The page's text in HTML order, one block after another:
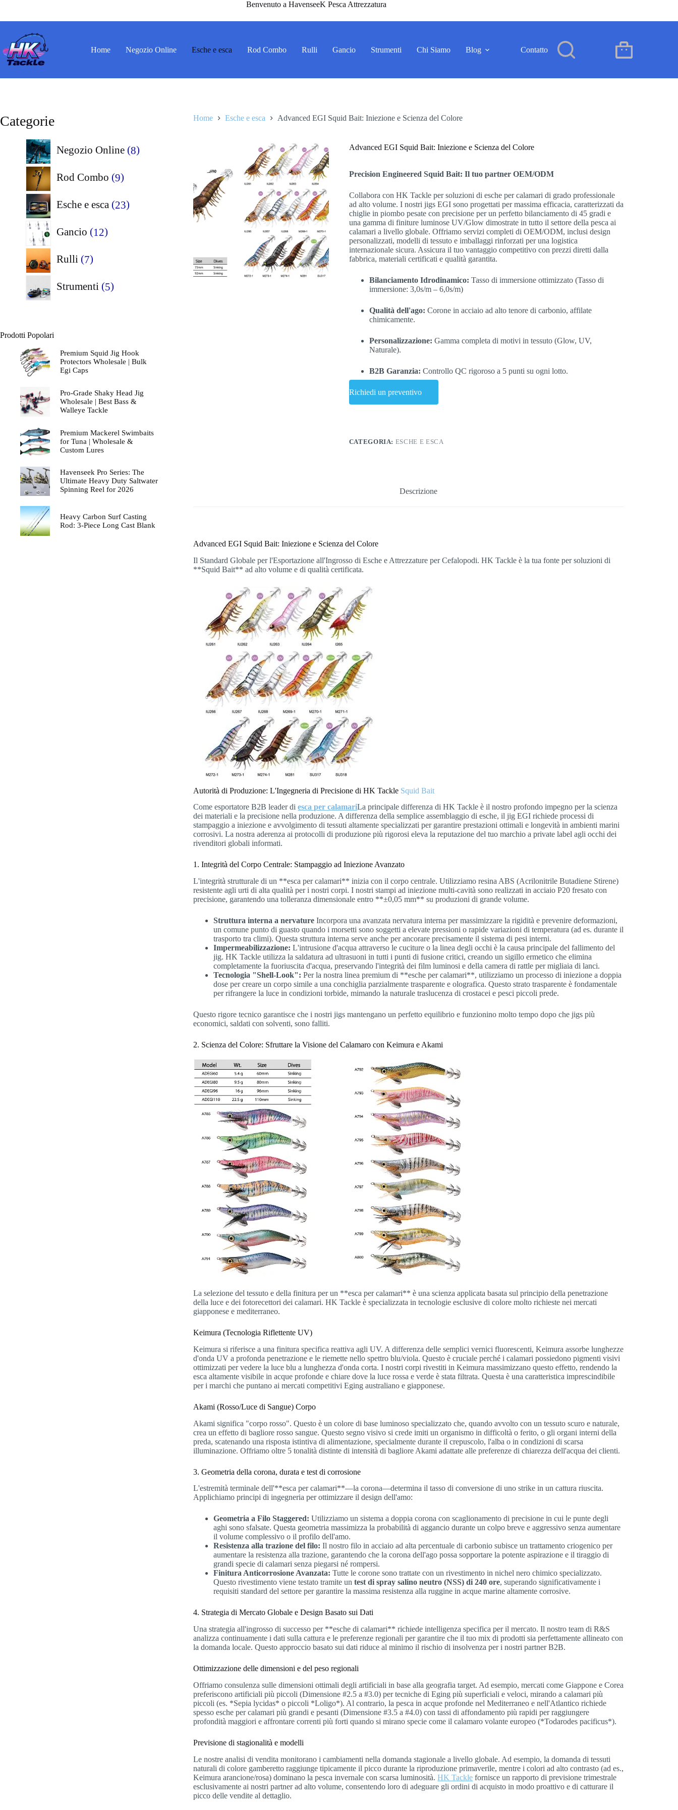
contenuto
Benvenuto a HavenseeK Pesca Attrezzatura
Home Negozio Online Esche e esca Rod Combo Rulli Gancio Strumenti Chi Siamo Blog Contatto Carrello
Home Esche e esca Advanced EGI Squid Bait: Iniezione e Scienza del Colore
Advanced EGI Squid Bait: Iniezione e Scienza del Colore
Precision Engineered Squid Bait: Il tuo partner OEM/ODM
Collabora con HK Tackle per soluzioni di esche per calamari di grado professionale
ad alto volume. I nostri jigs EGI sono progettati per massima efficacia, caratterizzati da
chiglie in piombo pesate con precisione per un perfetto bilanciamento di 45 gradi e
una gamma di finiture luminose UV/Glow dimostrate in tutto il settore della pesca ai
calamari a livello globale. Offriamo servizi completi di OEM/ODM, inclusi design
personalizzati, modelli di tessuto e imballaggi rinforzati per una logistica
internazionale sicura. Assicura il tuo vantaggio competitivo con prezzi diretti dalla
fabbrica, materiali certificati e qualità garantita.
Bilanciamento Idrodinamico: Tasso di immersione ottimizzato (Tasso di
immersione: 3,0s/m – 6,0s/m)
Qualità dell'ago: Corone in acciaio ad alto tenore di carbonio, affilate
chimicamente.
Personalizzazione: Gamma completa di motivi in tessuto (Glow, UV,
Naturale).
B2B Garanzia: Controllo QC rigoroso a 5 punti su ogni lotto.
Richiedi un preventivo
CATEGORIA: ESCHE E ESCA
Descrizione
Advanced EGI Squid Bait: Iniezione e Scienza del Colore
Il Standard Globale per l'Esportazione all'Ingrosso di Esche e Attrezzature per Cefalopodi. HK Tackle è la tua fonte per soluzioni di
**Squid Bait** ad alto volume e di qualità certificata.
Autorità di Produzione: L'Ingegneria di Precisione di HK Tackle Squid Bait
Come esportatore B2B leader diesca per calamariLa principale differenza di HK Tackle è il nostro profondo impegno per la scienza
dei materiali e la precisione nella produzione. A differenza della semplice assemblaggio di esche, il jig EGI richiede processi di
stampaggio a iniezione e avvolgimento di tessuti altamente specializzati per garantire prestazioni ottimali e longevità in ambienti marini
corrosivi. La nostra aderenza ai protocolli di produzione più rigorosi eleva la reputazione del tuo marchio a private label agli occhi dei
rivenditori globali informati.
1. Integrità del Corpo Centrale: Stampaggio ad Iniezione Avanzato
L'integrità strutturale di un **esca per calamari** inizia con il corpo centrale. Utilizziamo resina ABS (Acrilonitrile Butadiene Stirene)
resistente agli urti di alta qualità per i nostri corpi. I nostri stampi ad iniezione multi-cavità sono realizzati in acciaio P20 fresato con
precisione, garantendo una tolleranza dimensionale entro **±0,05 mm** su produzioni di grande volume.
Struttura interna a nervature Incorpora una avanzata nervatura interna per massimizzare la rigidità e prevenire deformazioni,
un comune punto di guasto quando i morsetti sono soggetti a elevate pressioni o rapide variazioni di temperatura (ad es. durante il
trasporto tra climi). Questa struttura interna serve anche per ancorare precisamente il sistema di pesi interni.
Impermeabilizzazione: L'intrusione d'acqua attraverso le cuciture o la linea degli occhi è la causa principale del fallimento del
jig. HK Tackle utilizza la saldatura ad ultrasuoni in tutti i punti di fusione critici, creando un sigillo ermetico che elimina
completamente la fuoriuscita d'acqua, preservando l'integrità dei film luminosi e della camera di rattle per migliaia di lanci.
Tecnologia "Shell-Look": Per la nostra linea premium di **esche per calamari**, utilizziamo un processo di iniezione a doppia
dose per creare un corpo simile a una conchiglia parzialmente trasparente e olografica. Questo strato trasparente è fondamentale
per rifrangere la luce in condizioni torbide, mimando la naturale traslucenza di crostacei e pesci piccoli prede.
Questo rigore tecnico garantisce che i nostri jigs mantengano un perfetto equilibrio e funzionino molto tempo dopo che jigs più
economici, saldati con solventi, sono falliti.
2. Scienza del Colore: Sfruttare la Visione del Calamaro con Keimura e Akami
La selezione del tessuto e della finitura per un **esca per calamari** è una scienza applicata basata sul principio della penetrazione
della luce e dei fotorecettori dei calamari. HK Tackle è specializzata in tecnologie esclusive di colore molto richieste nei mercati
giapponese e mediterraneo.
Keimura (Tecnologia Riflettente UV)
Keimura si riferisce a una finitura specifica reattiva agli UV. A differenza delle semplici vernici fluorescenti, Keimura assorbe lunghezze
d'onda UV a profonda penetrazione e le riemette nello spettro blu/viola. Questo è cruciale perché i calamari possiedono pigmenti visivi
ottimizzati per vedere la luce blu a lunghezza d'onda corta. I nostri corpi rivestiti in Keimura massimizzano questo effetto, rendendo la
esca altamente visibile in acque profonde e chiare dove la luce rossa e verde è stata filtrata. Questa è una caratteristica imprescindibile
per i marchi che puntano ai mercati competitivi Eging australiano e giapponese.
Akami (Rosso/Luce di Sangue) Corpo
Akami significa "corpo rosso". Questo è un colore di base luminoso specializzato che, quando avvolto con un tessuto scuro e naturale,
crea un effetto di bagliore rosso sangue. Questo segno visivo si crede imiti un organismo in difficoltà o ferito, o gli organi interni della
preda, scatenando una risposta istintiva di alimentazione, specialmente durante il crepuscolo, l'alba o in condizioni di scarsa
illuminazione. Offriamo oltre 5 tonalità distinte di intensità di bagliore Akami adattate alle preferenze di chiarezza dell'acqua dei clienti.
3. Geometria della corona, durata e test di corrosione
L'estremità terminale dell'**esca per calamari**—la corona—determina il tasso di conversione di uno strike in un cattura riuscita.
Applichiamo principi di ingegneria per ottimizzare il design dell'amo:
Geometria a Filo Staggered: Utilizziamo un sistema a doppia corona con scaglionamento di precisione in cui le punte degli
aghi sono sfalsate. Questa geometria massimizza la probabilità di aggancio durante un colpo breve e aggressivo senza aumentare
il volume complessivo o il profilo dell'amo.
Resistenza alla trazione del filo: Il nostro filo in acciaio ad alta percentuale di carbonio subisce un trattamento criogenico per
aumentare la resistenza alla trazione, garantendo che la corona dell'ago possa sopportare la potente aspirazione e il tiraggio di
grandi specie di calamari senza piegarsi né rompersi.
Finitura Anticorrosione Avanzata: Tutte le corone sono trattate con un rivestimento in nichel nero chimico specializzato.
Questo rivestimento viene testato tramite untest di spray salino neutro (NSS) di 240 ore, superando significativamente i
requisiti standard del settore per garantire la massima resistenza alla ruggine in acque marine altamente corrosive.
4. Strategia di Mercato Globale e Design Basato sui Dati
Una strategia all'ingrosso di successo per **esche di calamari** richiede intelligenza specifica per il mercato. Il nostro team di R&S
analizza continuamente i dati sulla cattura e le preferenze regionali per garantire che il tuo mix di prodotti sia perfettamente allineato con
la domanda locale. Questo approccio basato sui dati riduce al minimo il rischio di insolvenza per i nostri partner B2B.
Ottimizzazione delle dimensioni e del peso regionali
Offriamo consulenza sulle dimensioni ottimali degli artificiali in base alla geografia target. Ad esempio, mercati come Giappone e Corea
preferiscono artificiali più piccoli (Dimensione #2.5 a #3.0) per tecniche di Eging più superficiali e veloci, mirando a calamari più
piccoli (es. *Sepia lycidas* o piccoli *Loligo*). Al contrario, la pesca in acque profonde nel Mediterraneo e nell'Atlantico richiede
spesso esche per calamari più grandi e pesanti (Dimensione #3.5 a #4.0) con tassi di affondamento più rapidi per raggiungere
profondità maggiori e affrontare correnti più forti quando si mirano specie come il calamaro volante europeo (*Todarodes pacificus*).
Previsione di stagionalità e modelli
Le nostre analisi di vendita monitorano i cambiamenti nella domanda stagionale a livello globale. Ad esempio, la domanda di tessuti
naturali di colore gamberetto raggiunge tipicamente il picco durante la riproduzione primaverile, mentre i colori ad alto contrasto (ad es.,
Keimura arancione/rosa) dominano la pesca invernale con scarsa luminosità.HK Tackle fornisce un rapporto di previsione trimestrale
esclusivamente ai nostri partner ad alto volume, consentendo loro di adeguare gli ordini di acquisto in modo proattivo e di catturare il
picco delle vendite al dettaglio.
Categorie
Negozio Online 88
Rod Combo 99
Esche e esca 2323
Gancio 1212
Rulli
77
Strumenti
55
Prodotti Popolari
Premium Squid Jig Hook
Protectors Wholesale | Bulk
Egi Caps
Pro-Grade Shaky Head Jig
Wholesale | Best Bass &
Walleye Tackle
Premium Mackerel Swimbaits
for Tuna | Wholesale &
Custom Lures
Havenseek Pro Series: The
Ultimate Heavy Duty Saltwater
Spinning Reel for 2026
Heavy Carbon Surf Casting
Rod: 3-Piece Long Cast Blank